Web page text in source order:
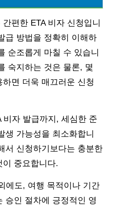
편한 ETA 비자 신청입니
급 방법을 정확히 이해하
순조롭게 마칠 수 있습니
숙지하는 것은 물론, 몇
면 더욱 매끄러운 신청
비자 발급까지, 세심한 준
생 가능성을 최소화합니
서 신청하기보다는 충분한
중요합니다.
에도, 여행 목적이나 기간
승인 절차에 긍정적인 영